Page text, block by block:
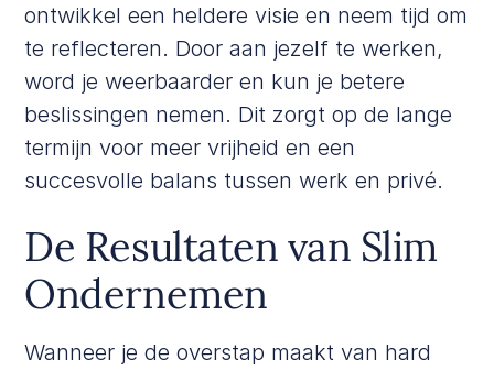
ontwikkel een heldere visie en neem tijd om
te reflecteren. Door aan jezelf te werken,
word je weerbaarder en kun je betere
beslissingen nemen. Dit zorgt op de lange
termijn voor meer vrijheid en een
succesvolle balans tussen werk en privé.
De Resultaten van Slim
Ondernemen
Wanneer je de overstap maakt van hard